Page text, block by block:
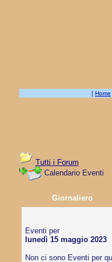
[ Home
Tutti i Forum
Calendario Eventi
Giornaliero
Eventi per
lunedì 15 maggio 2023
Non ci sono Eventi per